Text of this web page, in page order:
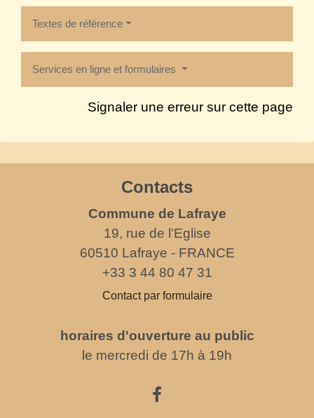
Textes de référence
Services en ligne et formulaires
Signaler une erreur sur cette page
Contacts
Commune de Lafraye
19, rue de l'Eglise
60510 Lafraye - FRANCE
+33 3 44 80 47 31
Contact par formulaire
horaires d'ouverture au public
le mercredi de 17h à 19h